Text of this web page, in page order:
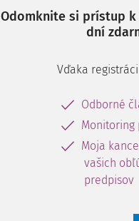
Odomknite si prístup k
dní
Vďaka
Odborné
Monitoring
Moja
vašich
predpisov